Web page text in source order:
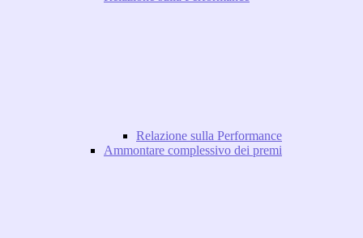
Relazione sulla Performance
Ammontare complessivo dei premi